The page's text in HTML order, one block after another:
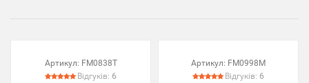
Артикул: FM0838T
Відгуків: 6
Артикул: FM0998M
Відгуків: 6